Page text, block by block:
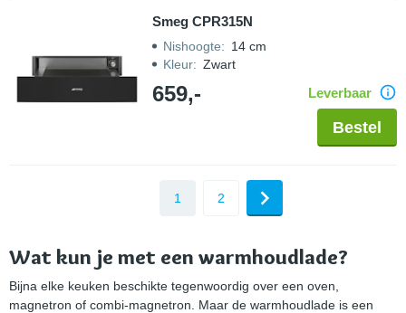
Smeg CPR315N
Nishoogte: 14 cm
Kleur: Zwart
659,- Leverbaar
Bestel
1 2
Wat kun je met een warmhoudlade?
Bijna elke keuken beschikte tegenwoordig over een oven,
magnetron of combi-magnetron. Maar de warmhoudlade is een